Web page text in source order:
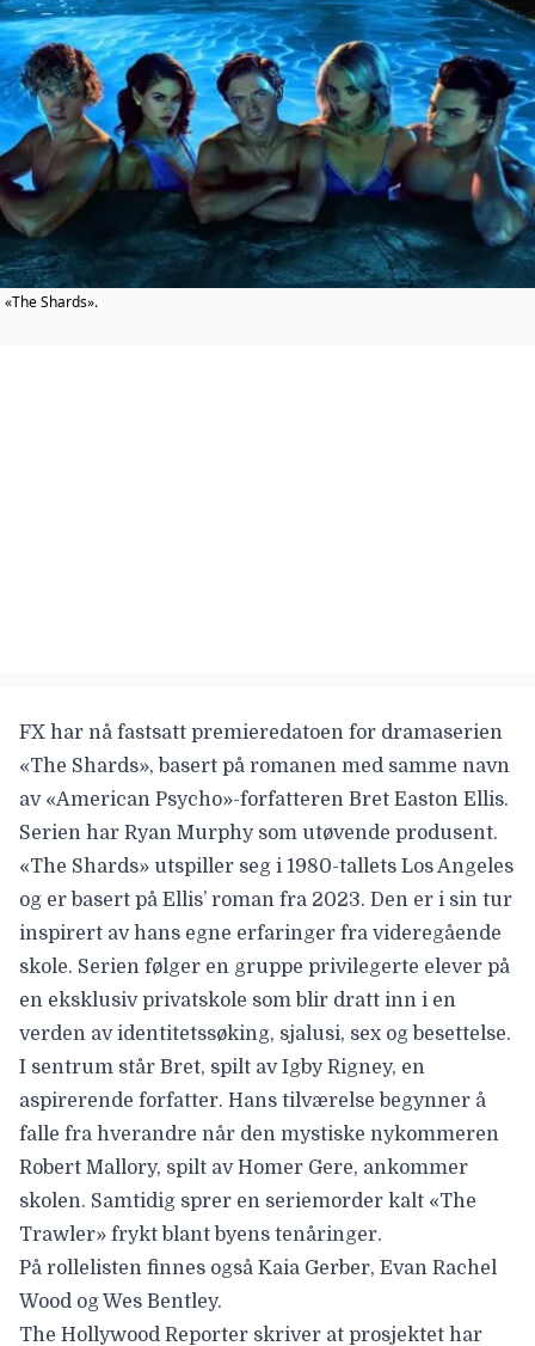
«The Shards».
FX har nå fastsatt premieredatoen for dramaserien
«The Shards», basert på romanen med samme navn
av «American Psycho»-forfatteren Bret Easton Ellis.
Serien har Ryan Murphysom utøvende produsent.
«The Shards» utspiller seg i 1980-tallets Los Angeles
og er basert på Ellis’ roman fra 2023. Den er i sin tur
inspirert av hans egne erfaringer fra videregående
skole. Serien følger en gruppe privilegerte elever på
en eksklusiv privatskole som blir dratt inn i en
verden av identitetssøking, sjalusi, sex og besettelse.
I sentrum står Bret, spilt av Igby Rigney, en
aspirerende forfatter. Hans tilværelse begynner å
falle fra hverandre når den mystiske nykommeren
Robert Mallory, spilt av Homer Gere, ankommer
skolen. Samtidig sprer en seriemorder kalt «The
Trawler» frykt blant byens tenåringer.
På rollelisten finnes også Kaia Gerber, Evan Rachel
Wood og Wes Bentley.
The Hollywood Reporter skriver at prosjektet har